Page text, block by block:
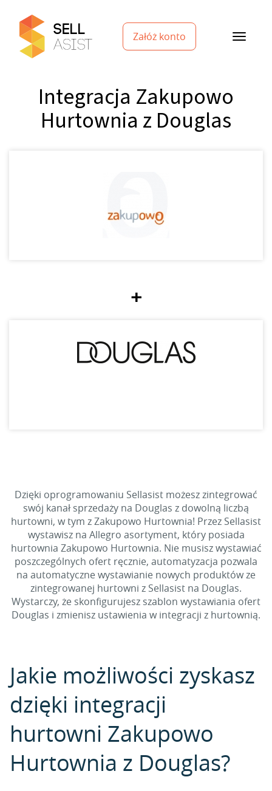
Załóż konto
Integracja Zakupowo
Hurtownia z Douglas
+
Dzięki oprogramowaniu Sellasist możesz zintegrować
swój kanał sprzedaży na Douglas z dowolną liczbą
hurtowni, w tym z Zakupowo Hurtownia! Przez Sellasist
wystawisz na Allegro asortyment, który posiada
hurtownia Zakupowo Hurtownia. Nie musisz wystawiać
poszczególnych ofert ręcznie, automatyzacja pozwala
na automatyczne wystawianie nowych produktów ze
zintegrowanej hurtowni z Sellasist na Douglas.
Wystarczy, że skonfigurujesz szablon wystawiania ofert
Douglas i zmienisz ustawienia w integracji z hurtownią.
Jakie możliwości zyskasz
dzięki integracji
hurtowni Zakupowo
Hurtownia z Douglas?